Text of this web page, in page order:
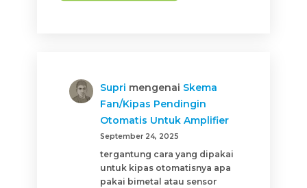
Supri mengenai Skema
Fan/Kipas Pendingin
Otomatis Untuk Amplifier
September 24, 2025
tergantung cara yang dipakai
untuk kipas otomatisnya apa
pakai bimetal atau sensor